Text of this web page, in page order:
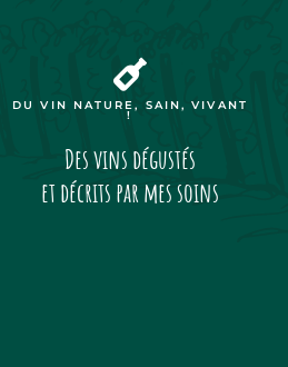
DU VIN NATURE, SAIN, VIVANT
!
Des vins dégustés
et décrits par mes soins